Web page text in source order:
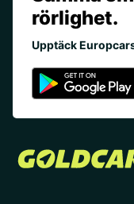
rörlighet.
Upptäck